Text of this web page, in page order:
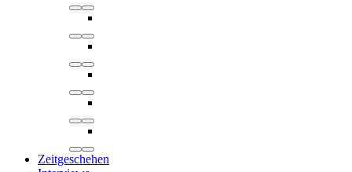
Zeitgeschehen